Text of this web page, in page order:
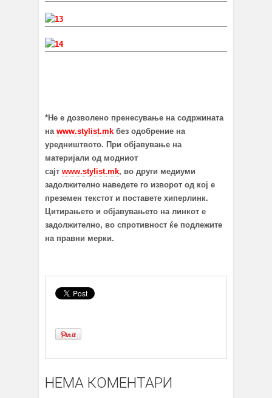
*Не е дозволено пренесување на содржината
на www.stylist.mk без одобрение на
уредништвото. При објавување на
материјали од модниот
сајт www.stylist.mk, во други медиуми
задолжително наведете го изворот од кој е
преземен текстот и поставете хиперлинк.
Цитирањето и објавувањето на линкот е
задолжително, во спротивност ќе подлежите
на правни мерки.
НЕМА КОМЕНТАРИ